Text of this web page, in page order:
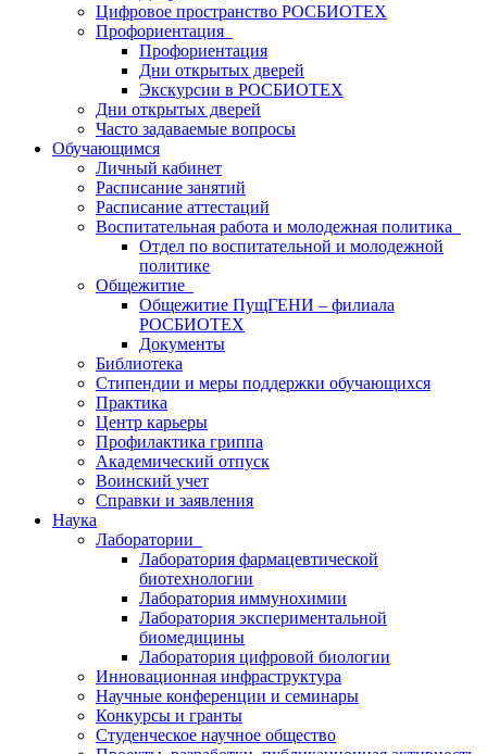
Цифровое пространство РОСБИОТЕХ
Профориентация
Профориентация
Дни открытых дверей
Экскурсии в РОСБИОТЕХ
Дни открытых дверей
Часто задаваемые вопросы
Обучающимся
Личный кабинет
Расписание занятий
Расписание аттестаций
Воспитательная работа и молодежная политика
Отдел по воспитательной и молодежной
политике
Общежитие
Общежитие ПущГЕНИ – филиала
РОСБИОТЕХ
Документы
Библиотека
Стипендии и меры поддержки обучающихся
Практика
Центр карьеры
Профилактика гриппа
Академический отпуск
Воинский учет
Справки и заявления
Наука
Лаборатории
Лаборатория фармацевтической
биотехнологии
Лаборатория иммунохимии
Лаборатория экспериментальной
биомедицины
Лаборатория цифровой биологии
Инновационная инфраструктура
Научные конференции и семинары
Конкурсы и гранты
Студенческое научное общество